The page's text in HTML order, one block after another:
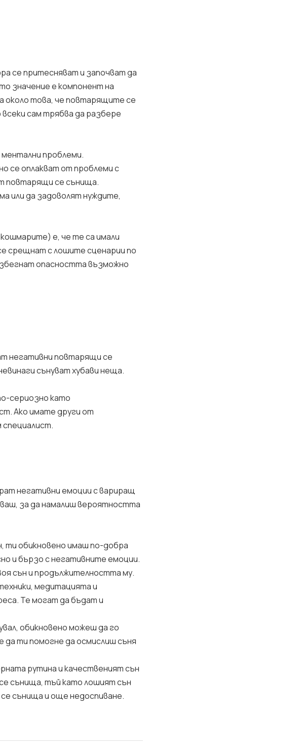
се притесняват и започват да
значение е компонент на
около това, че повтарящите се
сам трябва да разбере
проблеми.
се оплакват от проблеми с
повтарящи се сънища.
или да задоволят нуждите,
е, че те са имали
срещнат с лошите сценарии по
опасността възможно
негативни повтарящи се
сънуват хубави неща.
сериозно като
Ако имате други от
негативни емоции с вариращ
за да намалиш вероятността
ти обикновено имаш по-добра
и бързо с негативните емоции.
сън и продължителността му.
медитацията и
Те могат да бъдат и
обикновено можеш да го
да ти помогне да осмислиш съня
рутина и качественият сън
сънища, тъй като лошият сън
сънища и още недоспиване.